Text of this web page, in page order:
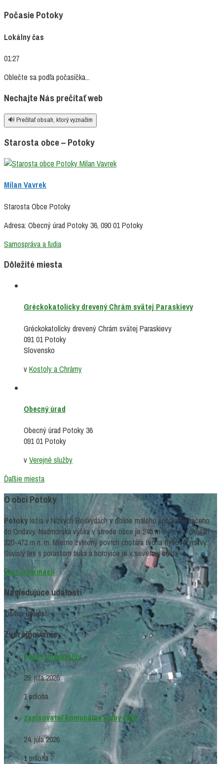
Počasie Potoky
Lokálny čas
01:27
Oblečte sa podľa počasíčka...
Nechajte Nás prečítať web
🔊 Prečítať obsah, ktorý vyznačím
Starosta obce – Potoky
Milan Vavrek
Starosta Obce Potoky
Adresa: Obecný úrad Potoky 36, 090 01 Potoky
Samospráva a ľudia
Dôležité miesta
Gréckokatolícky drevený Chrám svätej Paraskievy
Gréckokatolícky drevený Chrám svätej Paraskievy
091 01 Potoky
Slovensko
vKostoly a Chrámy
Obecný úrad
Obecný úrad Potoky 36
091 01 Potoky
vVerejné služby
Ďaľšie miesta
O obci Potoky
Potokyležia v Nízkych Beskydách v doline malého potoka ústiaceho
do Ondavy. Nadmorská výška v strede obce je 245 m n. m. a v chotári
220-472 m n. m. Mierne zvlnený povrch chotára tvoria flyšové vrstvy.
Súvislý les s porastom buka a borovice je v severnej časti.
Viac Informácií
Nasledujúce udalosti
Žiadne udalosti
Zverejňovanie
Počet obyvateľov
29. júla 2026
1 príloha
zapisovateľ komunálne voľby 2026
24. júla 2026
1 príloha